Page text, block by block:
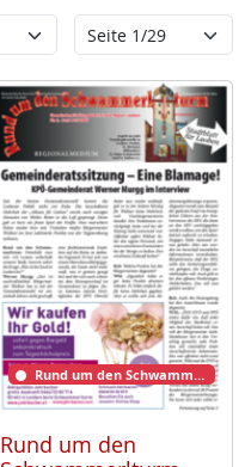
Seite
Rund um den Schwammerlturm
Rund um den